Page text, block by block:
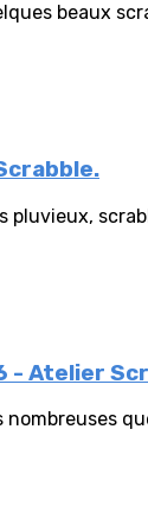
beaux
pluvieux,
- Atelier
nombreuses